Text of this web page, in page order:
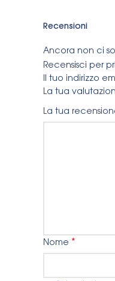
Recensioni
Ancora non ci
Recensisci per
Il tuo indirizzo
La tua
La tua
Nome *